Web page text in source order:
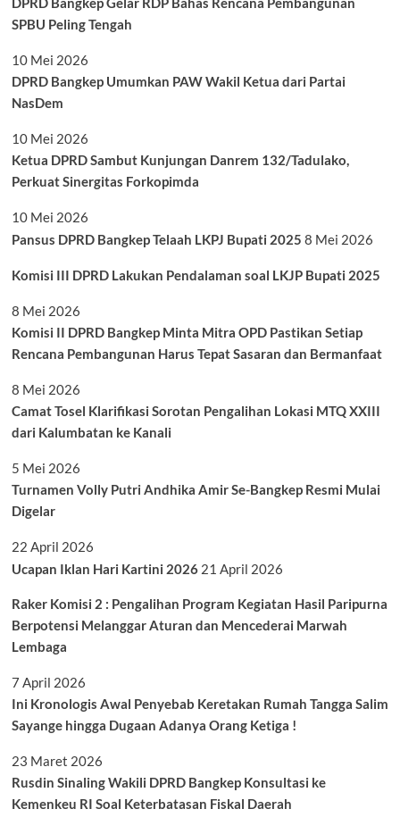
SPBU Peling Tengah
10 Mei 2026
DPRD Bangkep Umumkan PAW Wakil Ketua dari Partai
NasDem
10 Mei 2026
Ketua DPRD Sambut Kunjungan Danrem 132/Tadulako,
Perkuat Sinergitas Forkopimda
10 Mei 2026
Pansus DPRD Bangkep Telaah LKPJ Bupati 2025 8 Mei 2026
Komisi III DPRD Lakukan Pendalaman soal LKJP Bupati 2025
8 Mei 2026
Komisi II DPRD Bangkep Minta Mitra OPD Pastikan Setiap
Rencana Pembangunan Harus Tepat Sasaran dan Bermanfaat
8 Mei 2026
Camat Tosel Klarifikasi Sorotan Pengalihan Lokasi MTQ XXIII
dari Kalumbatan ke Kanali
5 Mei 2026
Turnamen Volly Putri Andhika Amir Se-Bangkep Resmi Mulai
Digelar
22 April 2026
Ucapan Iklan Hari Kartini 2026 21 April 2026
Raker Komisi 2 : Pengalihan Program Kegiatan Hasil Paripurna
Berpotensi Melanggar Aturan dan Mencederai Marwah
Lembaga
7 April 2026
Ini Kronologis Awal Penyebab Keretakan Rumah Tangga Salim
Sayange hingga Dugaan Adanya Orang Ketiga !
23 Maret 2026
Rusdin Sinaling Wakili DPRD Bangkep Konsultasi ke
Kemenkeu RI Soal Keterbatasan Fiskal Daerah